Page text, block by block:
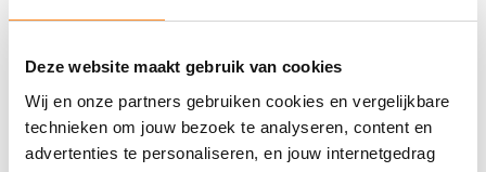
Deze website maakt gebruik van cookies
Wij en onze partners gebruiken cookies en vergelijkbare
technieken om jouw bezoek te analyseren, content en
advertenties te personaliseren, en jouw internetgedrag
Direct shoppen
Naar winkels